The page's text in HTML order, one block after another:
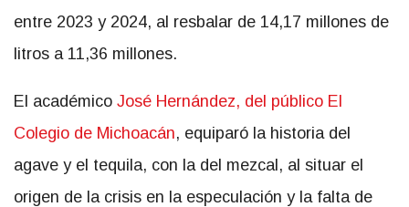
entre 2023 y 2024, al resbalar de 14,17 millones de
litros a 11,36 millones.
El académico José Hernández, del público El
Colegio de Michoacán, equiparó la historia del
agave y el tequila, con la del mezcal, al situar el
origen de la crisis en la especulación y la falta de